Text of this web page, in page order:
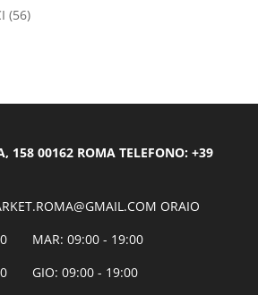
(56)
158 00162 ROMA TELEFONO: +39
ORAIO
MAR: 09:00 - 19:00
GIO: 09:00 - 19:00